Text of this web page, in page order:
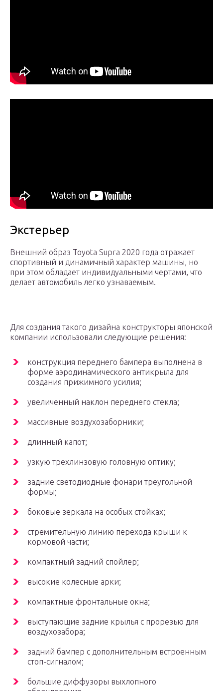
Экстерьер
Внешний образ Toyota Supra 2020 года отражает
спортивный и динамичный характер машины, но
при этом обладает индивидуальными чертами, что
делает автомобиль легко узнаваемым.
Для создания такого дизайна конструкторы японской
компании использовали следующие решения:
конструкция переднего бампера выполнена в
форме аэродинамического антикрыла для
создания прижимного усилия;
увеличенный наклон переднего стекла;
массивные воздухозаборники;
длинный капот;
узкую трехлинзовую головную оптику;
задние светодиодные фонари треугольной
формы;
боковые зеркала на особых стойках;
стремительную линию перехода крыши к
кормовой части;
компактный задний спойлер;
высокие колесные арки;
компактные фронтальные окна;
выступающие задние крылья с прорезью для
воздухозабора;
задний бампер с дополнительным встроенным
стоп-сигналом;
большие диффузоры выхлопного